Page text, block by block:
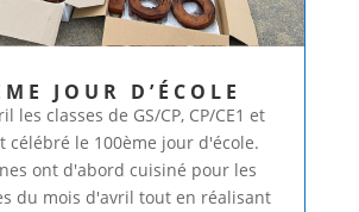
JOUR D’ÉCOLE
les classes de GS/CP, CP/CE1 et
célébré le 100ème jour d'école.
ont d'abord cuisiné pour les
du mois d'avril tout en réalisant